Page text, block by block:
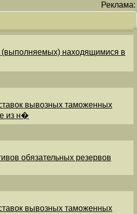
Реклама:
(выполняемых) находящимися в
вывозных таможенных
из н�
обязательных резервов
вывозных таможенных